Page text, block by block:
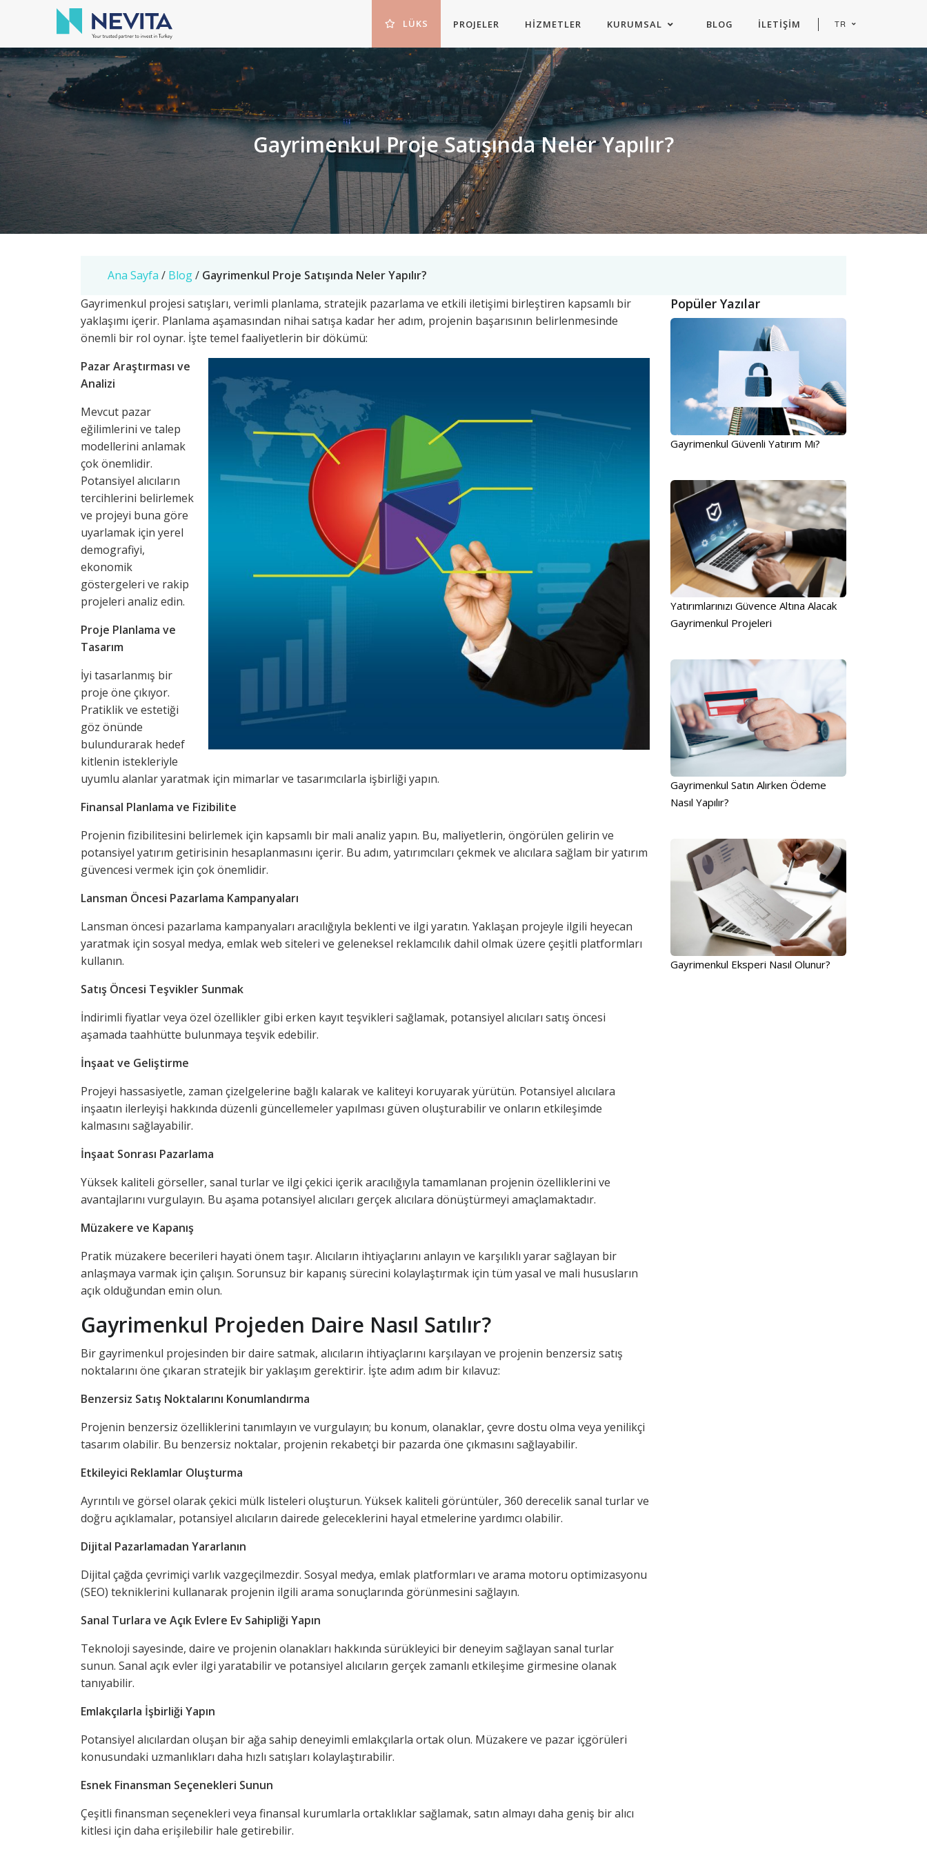
LÜKS PROJELER HIZMETLER KURUMSAL BLOG İLETIŞIM TR
Gayrimenkul Proje Satışında Neler Yapılır?
Ana Sayfa / Blog/ Gayrimenkul Proje Satışında Neler Yapılır?
Gayrimenkul projesi satışları, verimli planlama, stratejik pazarlama ve etkili iletişimi birleştiren kapsamlı bir
yaklaşımı içerir. Planlama aşamasından nihai satışa kadar her adım, projenin başarısının belirlenmesinde
önemli bir rol oynar. İşte temel faaliyetlerin bir dökümü:
Pazar Araştırması ve
Analizi
Mevcut pazar
eğilimlerini ve talep
modellerini anlamak
çok önemlidir.
Potansiyel alıcıların
tercihlerini belirlemek
ve projeyi buna göre
uyarlamak için yerel
demografiyi,
ekonomik
göstergeleri ve rakip
projeleri analiz edin.
Proje Planlama ve
Tasarım
İyi tasarlanmış bir
proje öne çıkıyor.
Pratiklik ve estetiği
göz önünde
bulundurarak hedef
kitlenin istekleriyle
uyumlu alanlar yaratmak için mimarlar ve tasarımcılarla işbirliği yapın.
Finansal Planlama ve Fizibilite
Projenin fizibilitesini belirlemek için kapsamlı bir mali analiz yapın. Bu, maliyetlerin, öngörülen gelirin ve
potansiyel yatırım getirisinin hesaplanmasını içerir. Bu adım, yatırımcıları çekmek ve alıcılara sağlam bir yatırım
güvencesi vermek için çok önemlidir.
Lansman Öncesi Pazarlama Kampanyaları
Lansman öncesi pazarlama kampanyaları aracılığıyla beklenti ve ilgi yaratın. Yaklaşan projeyle ilgili heyecan
yaratmak için sosyal medya, emlak web siteleri ve geleneksel reklamcılık dahil olmak üzere çeşitli platformları
kullanın.
Satış Öncesi Teşvikler Sunmak
İndirimli fiyatlar veya özel özellikler gibi erken kayıt teşvikleri sağlamak, potansiyel alıcıları satış öncesi
aşamada taahhütte bulunmaya teşvik edebilir.
İnşaat ve Geliştirme
Projeyi hassasiyetle, zaman çizelgelerine bağlı kalarak ve kaliteyi koruyarak yürütün. Potansiyel alıcılara
inşaatın ilerleyişi hakkında düzenli güncellemeler yapılması güven oluşturabilir ve onların etkileşimde
kalmasını sağlayabilir.
İnşaat Sonrası Pazarlama
Yüksek kaliteli görseller, sanal turlar ve ilgi çekici içerik aracılığıyla tamamlanan projenin özelliklerini ve
avantajlarını vurgulayın. Bu aşama potansiyel alıcıları gerçek alıcılara dönüştürmeyi amaçlamaktadır.
Müzakere ve Kapanış
Pratik müzakere becerileri hayati önem taşır. Alıcıların ihtiyaçlarını anlayın ve karşılıklı yarar sağlayan bir
anlaşmaya varmak için çalışın. Sorunsuz bir kapanış sürecini kolaylaştırmak için tüm yasal ve mali hususların
açık olduğundan emin olun.
Gayrimenkul Projeden Daire Nasıl Satılır?
Bir gayrimenkul projesinden bir daire satmak, alıcıların ihtiyaçlarını karşılayan ve projenin benzersiz satış
noktalarını öne çıkaran stratejik bir yaklaşım gerektirir. İşte adım adım bir kılavuz:
Benzersiz Satış Noktalarını Konumlandırma
Projenin benzersiz özelliklerini tanımlayın ve vurgulayın; bu konum, olanaklar, çevre dostu olma veya yenilikçi
tasarım olabilir. Bu benzersiz noktalar, projenin rekabetçi bir pazarda öne çıkmasını sağlayabilir.
Etkileyici Reklamlar Oluşturma
Ayrıntılı ve görsel olarak çekici mülk listeleri oluşturun. Yüksek kaliteli görüntüler, 360 derecelik sanal turlar ve
doğru açıklamalar, potansiyel alıcıların dairede geleceklerini hayal etmelerine yardımcı olabilir.
Dijital Pazarlamadan Yararlanın
Dijital çağda çevrimiçi varlık vazgeçilmezdir. Sosyal medya, emlak platformları ve arama motoru optimizasyonu
(SEO) tekniklerini kullanarak projenin ilgili arama sonuçlarında görünmesini sağlayın.
Sanal Turlara ve Açık Evlere Ev Sahipliği Yapın
Teknoloji sayesinde, daire ve projenin olanakları hakkında sürükleyici bir deneyim sağlayan sanal turlar
sunun. Sanal açık evler ilgi yaratabilir ve potansiyel alıcıların gerçek zamanlı etkileşime girmesine olanak
tanıyabilir.
Emlakçılarla İşbirliği Yapın
Potansiyel alıcılardan oluşan bir ağa sahip deneyimli emlakçılarla ortak olun. Müzakere ve pazar içgörüleri
konusundaki uzmanlıkları daha hızlı satışları kolaylaştırabilir.
Esnek Finansman Seçenekleri Sunun
Çeşitli finansman seçenekleri veya finansal kurumlarla ortaklıklar sağlamak, satın almayı daha geniş bir alıcı
kitlesi için daha erişilebilir hale getirebilir.
Popüler Yazılar
Gayrimenkul Güvenli Yatırım Mı?
Yatırımlarınızı Güvence Altına Alacak
Gayrimenkul Projeleri
Gayrimenkul Satın Alırken Ödeme
Nasıl Yapılır?
Gayrimenkul Eksperi Nasıl Olunur?